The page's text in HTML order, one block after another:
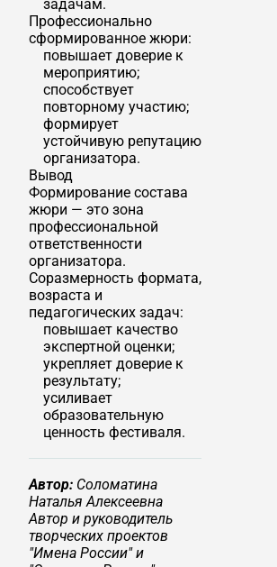
задачам.
Профессионально
сформированное жюри:
повышает доверие к
мероприятию;
способствует
повторному участию;
формирует
устойчивую репутацию
организатора.
Вывод
Формирование состава
жюри — это зона
профессиональной
ответственности
организатора.
Соразмерность формата,
возраста и
педагогических задач:
повышает качество
экспертной оценки;
укрепляет доверие к
результату;
усиливает
образовательную
ценность фестиваля.
Автор: Соломатина
Наталья Алексеевна
Автор и руководитель
творческих проектов
"Имена России" и